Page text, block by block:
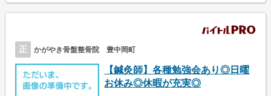
正 かがやき骨盤整骨院 豊中岡町
【鍼灸師】各種勉強会あり◎日曜
お休み◎休暇が充実◎